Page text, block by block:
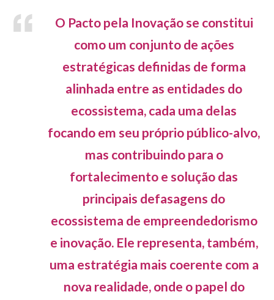
O Pacto pela Inovação se constitui
como um conjunto de ações
estratégicas definidas de forma
alinhada entre as entidades do
ecossistema, cada uma delas
focando em seu próprio público-alvo,
mas contribuindo para o
fortalecimento e solução das
principais defasagens do
ecossistema de empreendedorismo
e inovação. Ele representa, também,
uma estratégia mais coerente com a
nova realidade, onde o papel do